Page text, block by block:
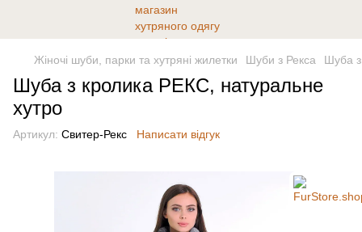
Жіночі шуби, парки та хутряні жилетки Шуби з Рекса Шуба
Шуба з кролика РЕКС, натуральне
хутро
Артикул: Свитер-Рекс Написати відгук